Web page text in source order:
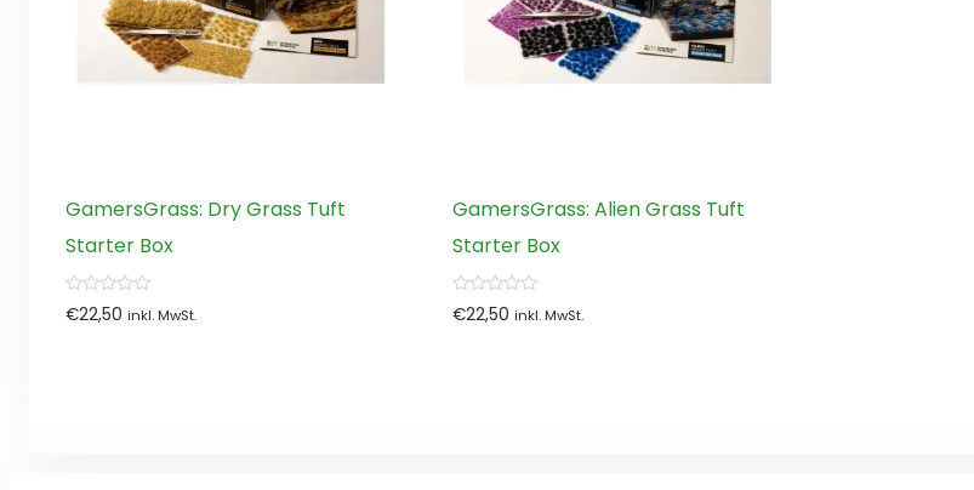
GamersGrass: Dry Grass Tuft
Starter Box
0
von
€22,50 inkl. MwSt.
GamersGrass: Alien Grass Tuft
Starter Box
0
von
€22,50 inkl. MwSt.